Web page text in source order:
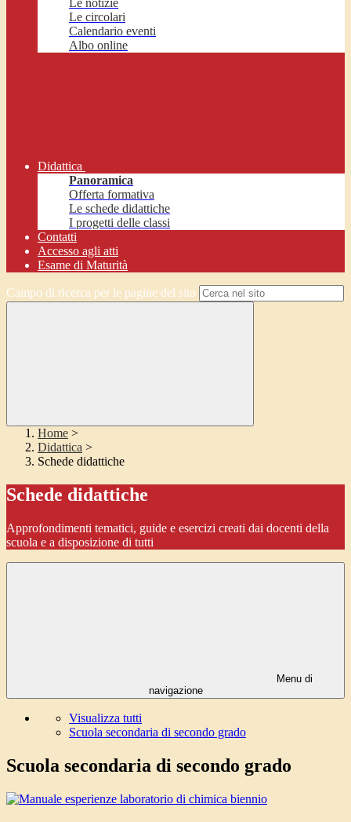
Le notizie
Le circolari
Calendario eventi
Albo online
Didattica
Panoramica
Offerta formativa
Le schede didattiche
I progetti delle classi
Contatti
Accesso agli atti
Esame di Maturità
Campo di ricerca per le pagine del sito
Home >
Didattica >
Schede didattiche
Schede didattiche
Approfondimenti tematici, guide e esercizi creati dai docenti della
scuola e a disposizione di tutti
Menu di
navigazione
Visualizza tutti
Scuola secondaria di secondo grado
Scuola secondaria di secondo grado